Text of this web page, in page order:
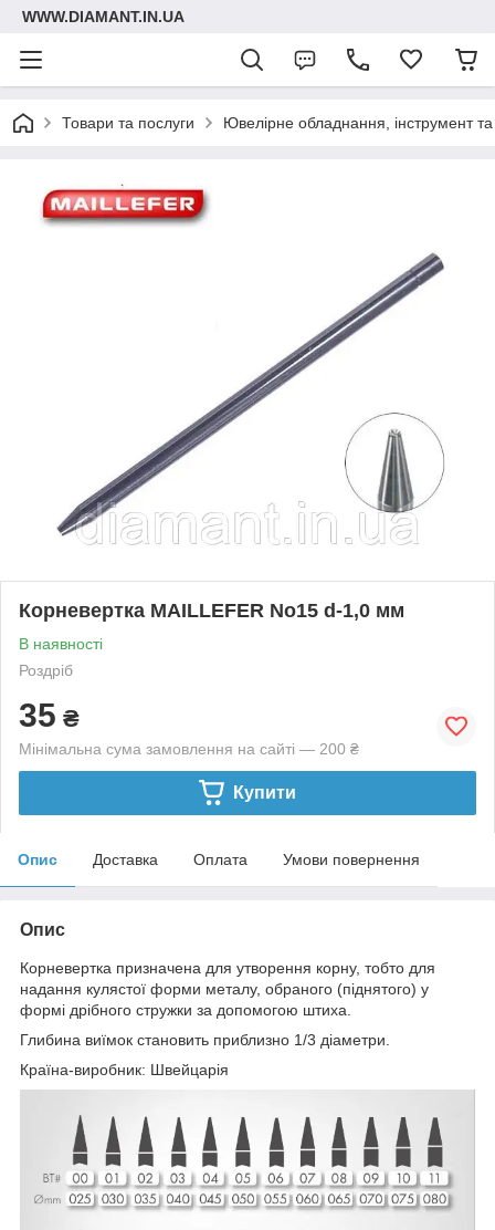
WWW.DIAMANT.IN.UA
Товари та послуги Ювелірне обладнання, інструмент та
Корневертка MAILLEFER No15 d-1,0 мм
В наявності
Роздріб
35 ₴
Мінімальна сума замовлення на сайті — 200 ₴
Купити
Опис Доставка Оплата Умови повернення
Опис
Корневертка призначена для утворення корну, тобто для
надання кулястої форми металу, обраного (піднятого) у
формі дрібного стружки за допомогою штиха.
Глибина виїмок становить приблизно 1/3 діаметри.
Країна-виробник: Швейцарія